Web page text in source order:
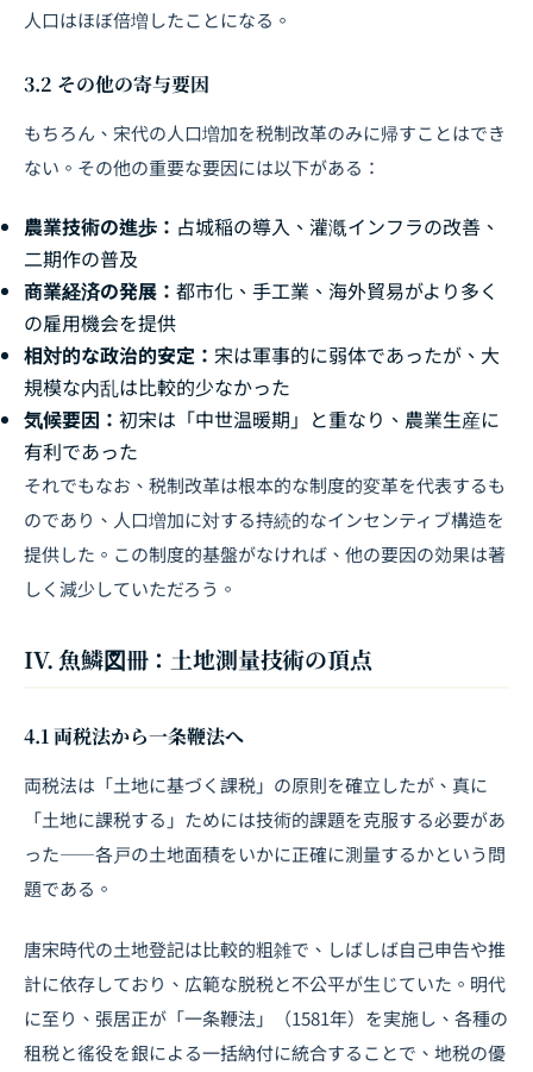
人口はほぼ倍増したことになる。
3.2 その他の寄与要因
もちろん、宋代の人口増加を税制改革のみに帰すことはでき
ない。その他の重要な要因には以下がある：
農業技術の進歩： 占城稲の導入、灌漑インフラの改善、
二期作の普及
商業経済の発展： 都市化、手工業、海外貿易がより多く
の雇用機会を提供
相対的な政治的安定： 宋は軍事的に弱体であったが、大
規模な内乱は比較的少なかった
気候要因： 初宋は「中世温暖期」と重なり、農業生産に
有利であった
それでもなお、税制改革は根本的な制度的変革を代表するも
のであり、人口増加に対する持続的なインセンティブ構造を
提供した。この制度的基盤がなければ、他の要因の効果は著
しく減少していただろう。
IV. 魚鱗図冊：土地測量技術の頂点
4.1 両税法から一条鞭法へ
両税法は「土地に基づく課税」の原則を確立したが、真に
「土地に課税する」ためには技術的課題を克服する必要があ
った――各戸の土地面積をいかに正確に測量するかという問
題である。
唐宋時代の土地登記は比較的粗雑で、しばしば自己申告や推
計に依存しており、広範な脱税と不公平が生じていた。明代
に至り、張居正が「一条鞭法」（1581年）を実施し、各種の
租税と徭役を銀による一括納付に統合することで、地税の優